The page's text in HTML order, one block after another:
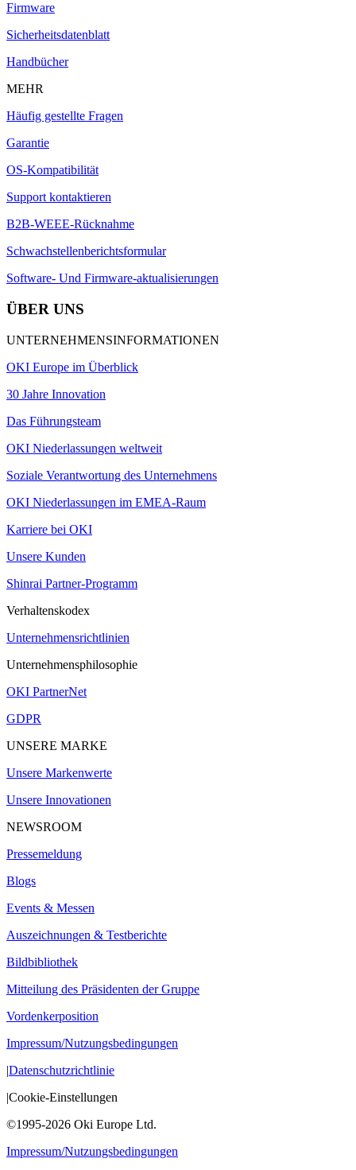
Firmware
Sicherheitsdatenblatt
Handbücher
MEHR
Häufig gestellte Fragen
Garantie
OS-Kompatibilität
Support kontaktieren
B2B-WEEE-Rücknahme
Schwachstellenberichtsformular
Software- Und Firmware-aktualisierungen
ÜBER UNS
UNTERNEHMENSINFORMATIONEN
OKI Europe im Überblick
30 Jahre Innovation
Das Führungsteam
OKI Niederlassungen weltweit
Soziale Verantwortung des Unternehmens
OKI Niederlassungen im EMEA-Raum
Karriere bei OKI
Unsere Kunden
Shinrai Partner-Programm
Verhaltenskodex
Unternehmensrichtlinien
Unternehmensphilosophie
OKI PartnerNet
GDPR
UNSERE MARKE
Unsere Markenwerte
Unsere Innovationen
NEWSROOM
Pressemeldung
Blogs
Events & Messen
Auszeichnungen & Testberichte
Bildbibliothek
Mitteilung des Präsidenten der Gruppe
Vordenkerposition
Impressum/Nutzungsbedingungen
|Datenschutzrichtlinie
|Cookie-Einstellungen
©1995-2026 Oki Europe Ltd.
Impressum/Nutzungsbedingungen